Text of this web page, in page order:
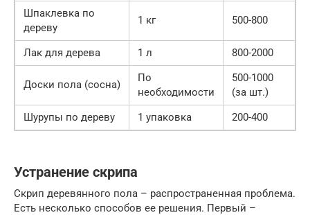
Шпаклевка по
дереву
1 кг 500-800
Лак для дерева 1 л 800-2000
Доски пола (сосна)
По
необходимости
500-1000
(за шт.)
Шурупы по дереву
1 упаковка 200-400
Устранение скрипа
Скрип деревянного пола – распространенная проблема.
Есть несколько способов ее решения. Первый –